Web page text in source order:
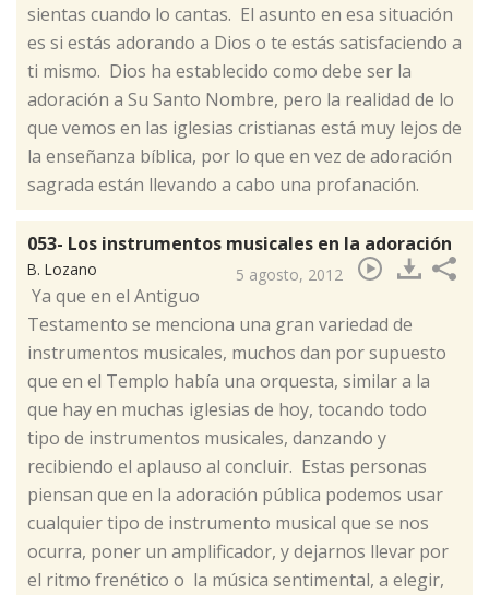
sientas cuando lo cantas. El asunto en esa situación
es si estás adorando a Dios o te estás satisfaciendo a
ti mismo. Dios ha establecido como debe ser la
adoración a Su Santo Nombre, pero la realidad de lo
que vemos en las iglesias cristianas está muy lejos de
la enseñanza bíblica, por lo que en vez de adoración
sagrada están llevando a cabo una profanación.
053- Los instrumentos musicales en la adoración
B. Lozano 5 agosto, 2012
​ Ya que en el Antiguo
Testamento se menciona una gran variedad de
instrumentos musicales, muchos dan por supuesto
que en el Templo había una orquesta, similar a la
que hay en muchas iglesias de hoy, tocando todo
tipo de instrumentos musicales, danzando y
recibiendo el aplauso al concluir. Estas personas
piensan que en la adoración pública podemos usar
cualquier tipo de instrumento musical que se nos
ocurra, poner un amplificador, y dejarnos llevar por
el ritmo frenético o la música sentimental, a elegir,